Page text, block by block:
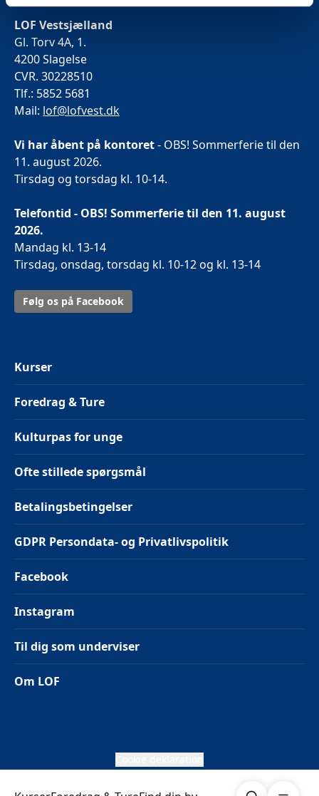
Søg
LOF Vestsjælland
Gl. Torv 4A, 1.
4200 Slagelse
CVR. 30228510
Tlf.: 5852 5681
Mail: lof@lofvest.dk
Vi har åbent på kontoret- OBS! Sommerferie til den
11. august 2026.
Tirsdag og torsdag kl. 10-14.
Telefontid - OBS! Sommerferie til den 11. august
2026.
Mandag kl. 13-14
Tirsdag, onsdag, torsdag kl. 10-12 og kl. 13-14
Følg os på Facebook
Kurser
Foredrag & Ture
Kulturpas for unge
Ofte stillede spørgsmål
Betalingsbetingelser
GDPR Persondata- og Privatlivspolitik
Facebook
Instagram
Til dig som underviser
Om LOF